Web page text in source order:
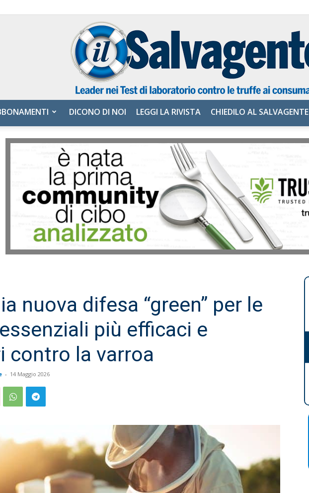
Salvagente
DICONO DI NOI LEGGI LA RIVISTA CHIEDILO AL SALVAGENTE
nuova difesa “green” per le
più efficaci e
contro la varroa
- 14 Maggio 2026